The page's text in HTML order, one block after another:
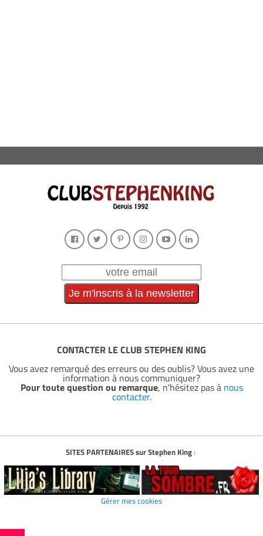
CONTACTER LE CLUB STEPHEN KING
Vous avez remarqué des erreurs ou des oublis? Vous avez une
information à nous communiquer?
Pour toute question ou remarque, n'hésitez pas à nous
contacter.
SITES PARTENAIRES sur Stephen King:
Gérer mes cookies